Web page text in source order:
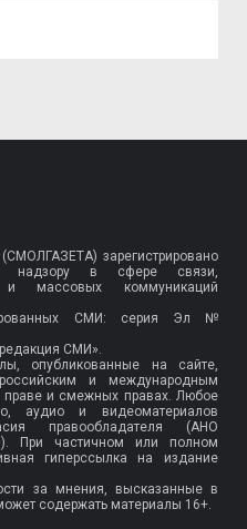
(СМОЛГАЗЕТА) зарегистрировано
надзору в сфере связи,
и массовых коммуникаций
СМИ: серия Эл №
СМИ».
опубликованные на сайте,
и международным
праве и смежных правах. Любое
аудио и видеоматериалов
правообладателя (АНО
При частичном или полном
гиперссылка на издание
за мнения, высказанные в
содержать материалы 16+.